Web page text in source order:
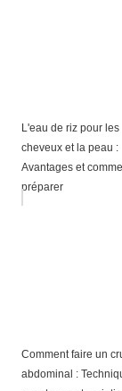
L'eau de riz pour les
cheveux et la peau :
Avantages et
préparer
Comment faire un
abdominal :